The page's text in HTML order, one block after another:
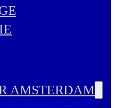
AMSTERDAM
ZUIDOOST